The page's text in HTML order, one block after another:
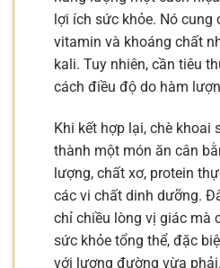
lợi ích sức khỏe. Nó
vitamin và khoáng chất
kali. Tuy nhiên, cần tiêu
cách điều độ do hàm
Khi kết hợp lại, chè khoai
thành một món ăn cân
lượng, chất xơ, protein
các vi chất dinh dưỡng.
chỉ chiều lòng vị giác mà
sức khỏe tổng thể, đặc
với lượng đường vừa phải.